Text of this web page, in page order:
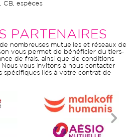
CB, espèces
PARTENAIRES
nombreuses mutuelles et réseaux de
vous permet de bénéficier du tiers-
de frais, ainsi que de conditions
vous invitons à nous contacter
spécifiques liés à votre contrat de